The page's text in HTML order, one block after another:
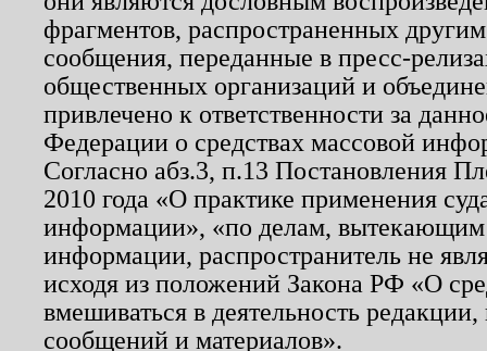
фрагментов, распространенных
сообщения, переданные в пресс-
общественных организаций и
привлечено к ответственности за
Федерации о средствах массовой
Согласно абз.3, п.13 Постановления
2010 года «О практике применения
информации», «по делам, вытекающим
информации, распространитель не
исходя из положений Закона РФ «О
вмешиваться в деятельность
сообщений и материалов».